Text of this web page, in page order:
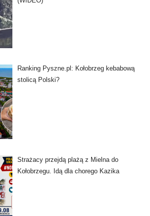
Ranking Pyszne.pl: Kołobrzeg kebabową
stolicą Polski?
Strażacy przejdą plażą z Mielna do
Kołobrzegu. Idą dla chorego Kazika